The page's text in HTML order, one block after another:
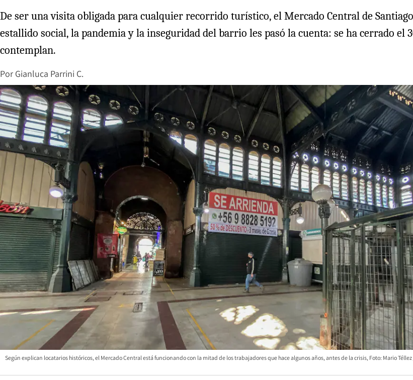
De ser una visita obligada para cualquier recorrido turístico, el Mercado Central de
estallido social, la pandemia y la inseguridad del barrio les pasó la cuenta: se ha cerrado
contemplan.
Por Gianluca Parrini C.
Según explican locatarios históricos, el Mercado Central está funcionando con la mitad de los trabajadores que hace algunos años, antes de la crisis, Foto: Mario Téllez